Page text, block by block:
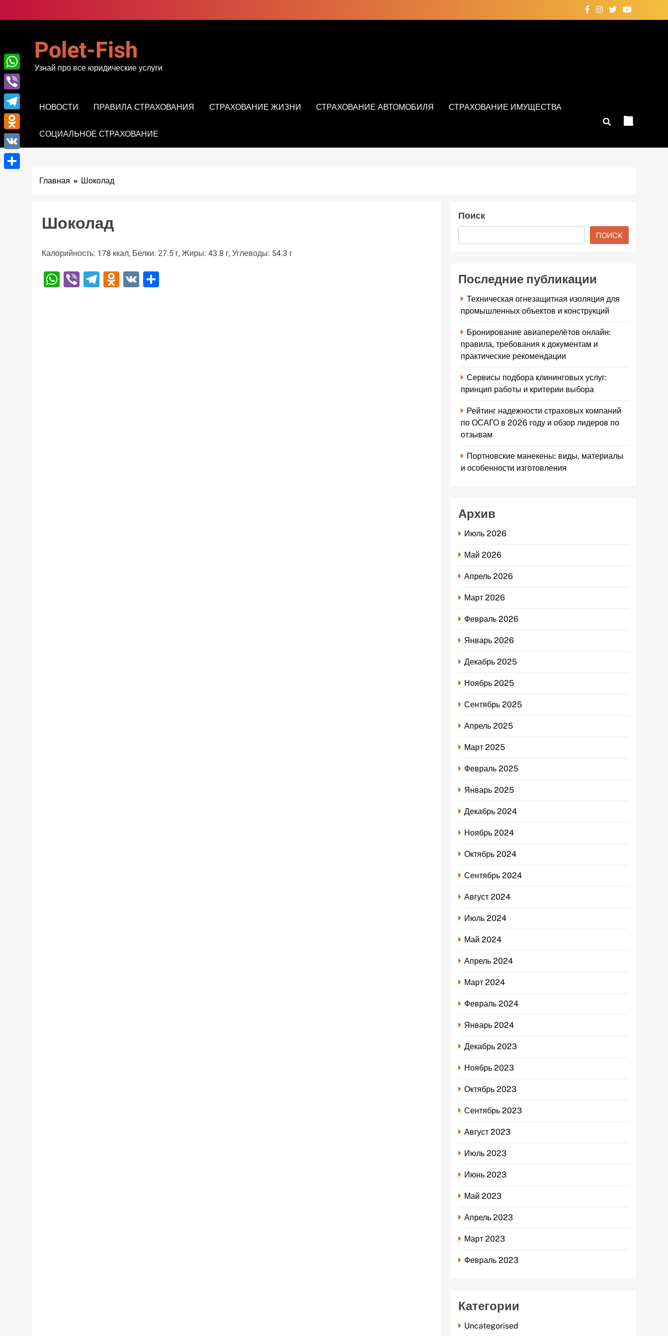
к
Polet-Fish
Узнай про все юридические услуги
НОВОСТИ ПРАВИЛА СТРАХОВАНИЯ СТРАХОВАНИЕ ЖИЗНИ СТРАХОВАНИЕ АВТОМОБИЛЯ СТРАХОВАНИЕ ИМУЩЕСТВА
СОЦИАЛЬНОЕ СТРАХОВАНИЕ
Главная Шоколад
Шоколад
Калорийность: 178 ккал, Белки: 27.5 г, Жиры: 43.8 г, Углеводы: 54.3 г
WhatsApp
ViberTelegram
Odnoklassniki
VK
Поиск
ПОИСК
Последние публикации
Техническая огнезащитная изоляция для
промышленных объектов и конструкций
Бронирование авиаперелётов онлайн:
правила, требования к документам и
практические рекомендации
Сервисы подбора клининговых услуг:
принцип работы и критерии выбора
Рейтинг надежности страховых компаний
по ОСАГО в 2026 году и обзор лидеров по
отзывам
Портновские манекены: виды, материалы
и особенности изготовления
Архив
Июль 2026
Май 2026
Апрель 2026
Март 2026
Февраль 2026
Январь 2026
Декабрь 2025
Ноябрь 2025
Сентябрь 2025
Апрель 2025
Март 2025
Февраль 2025
Январь 2025
Декабрь 2024
Ноябрь 2024
Октябрь 2024
Сентябрь 2024
Август 2024
Июль 2024
Май 2024
Апрель 2024
Март 2024
Февраль 2024
Январь 2024
Декабрь 2023
Ноябрь 2023
Октябрь 2023
Сентябрь 2023
Август 2023
Июль 2023
Июнь 2023
Май 2023
Апрель 2023
Март 2023
Февраль 2023
Категории
Uncategorised
WhatsApp
Viber
Telegram
Odnoklassniki
VK
Отправить